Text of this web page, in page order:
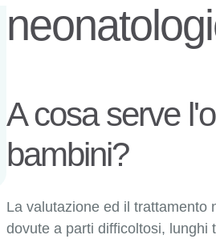
A cosa serve
bambini?
La valutazione ed il trattamento
dovute a parti difficoltosi, lunghi